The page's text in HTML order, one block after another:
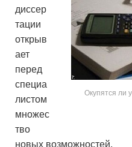
Окупятся ли
диссер
тации
открыв
ает
перед
специа
листом
множес
тво
новых возможностей.